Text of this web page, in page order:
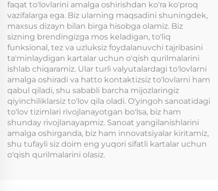
faqat to'lovlarini amalga oshirishdan ko'ra ko'proq
vazifalarga ega. Biz ularning maqsadini shuningdek,
maxsus dizayn bilan birga hisobga olamiz. Biz
sizning brendingizga mos keladigan, to'liq
funksional, tez va uzluksiz foydalanuvchi tajribasini
ta'minlaydigan kartalar uchun o'qish qurilmalarini
ishlab chiqaramiz. Ular turli valyutalardagi to'lovlarni
amalga oshiradi va hatto kontaktizsiz to'lovlarni ham
qabul qiladi, shu sababli barcha mijozlaringiz
qiyinchiliklarsiz to'lov qila oladi. O'yingoh sanoatidagi
to'lov tizimlari rivojlanayotgan bo'lsa, biz ham
shunday rivojlanayapmiz. Sanoat yangilanishlarini
amalga oshirganda, biz ham innovatsiyalar kiritamiz,
shu tufayli siz doim eng yuqori sifatli kartalar uchun
o'qish qurilmalarini olasiz.